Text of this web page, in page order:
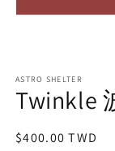
ASTRO SHELTER
Twinkle
Regular
$400.00 TWD